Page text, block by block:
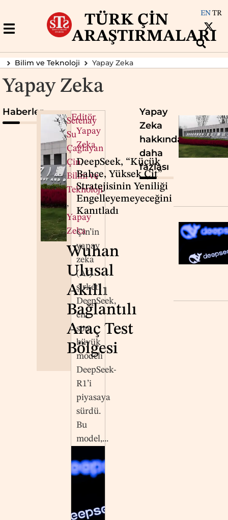
TÜRK ÇIN
ARAŞTIRMALARI
EN TR
Bilim ve Teknoloji Yapay Zeka
Yapay Zeka
Haberler
Setenay
Su
Çağlayan
Çin,
Bilim ve
Teknoloji
,
Yapay
Zeka
Wuhan
Ulusal
Akıllı
Bağlantılı
Araç Test
Bölgesi
Editör
Yapay
Zeka
DeepSeek, “Küçük
Bahçe, Yüksek Çit”
Stratejisinin Yeniliği
Engelleyemeyeceğini
Kanıtladı
Çin’in
yapay
zeka
(AI)
şirketi
DeepSeek,
en
son
büyük
modeli
DeepSeek-
R1’i
piyasaya
sürdü.
Bu
model,...
Yapay
Zeka
hakkında
daha
fazlası